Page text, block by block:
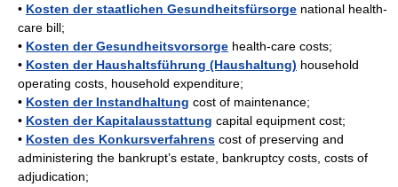
• Kosten der staatlichen Gesundheitsfürsorge national health-
care bill;
• Kosten der Gesundheitsvorsorge health-care costs;
• Kosten der Haushaltsführung (Haushaltung) household
operating costs, household expenditure;
• Kosten der Instandhaltung cost of maintenance;
• Kosten der Kapitalausstattung capital equipment cost;
• Kosten des Konkursverfahrens cost of preserving and
administering the bankrupt’s estate, bankruptcy costs, costs of
adjudication;